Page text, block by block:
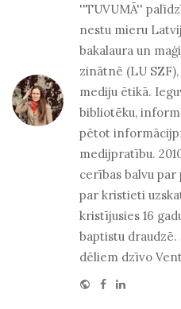
''TUVUMĀ''
nestu mieru
bakalaura un
zinātnē (LU
mediju ētikā.
bibliotēku,
pētot
medijpratību.
cerības balvu
par kristieti
kristījusies 16
baptistu
dēliem dzīvo
Website
Facebook
Linkedin